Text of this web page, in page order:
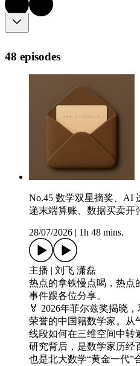
48 episodes
No.45 数学双星摘奖、AI
递末端算账、数据买卖开
28/07/2026 1h 48 mins.
主播 | 刘飞 潇磊
热点的拿铁慢点喝，热点
事件跟各位分享。
🏅 2026年菲尔兹奖揭晓
荣誉的中国籍数学家。从
线段如何在三维空间中转
研究背后，是数学家历经
也是北大数学“黄金一代”